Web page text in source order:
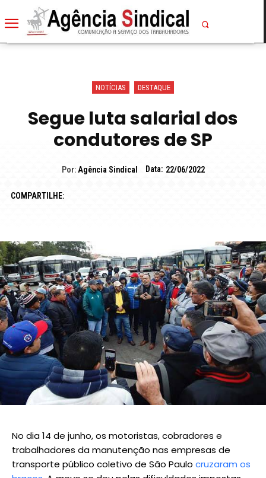
NOTÍCIAS DESTAQUE
Segue luta salarial dos
condutores de SP
Por: Agência Sindical Data: 22/06/2022
COMPARTILHE:
No dia 14 de junho, os motoristas, cobradores e
trabalhadores da manutenção nas empresas de
transporte público coletivo de São Paulo cruzaram os